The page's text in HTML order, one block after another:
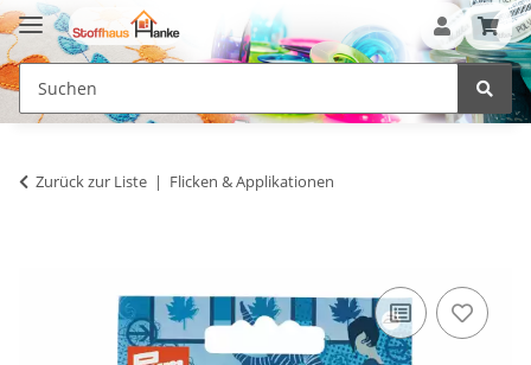
Zurück zur Liste Flicken & Applikationen